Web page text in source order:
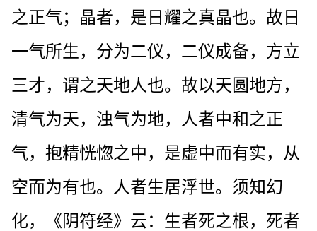
之正气；晶者，是日耀之真晶也。故日
一气所生，分为二仪，二仪成备，方立
三才，谓之天地人也。故以天圆地方，
清气为天，浊气为地，人者中和之正
气，抱精恍惚之中，是虚中而有实，从
空而为有也。人者生居浮世。须知幻
化，《阴符经》云：生者死之根，死者